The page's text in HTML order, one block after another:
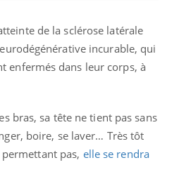
de la sclérose latérale
incurable, qui
enfermés dans leur corps, à
bras, sa tête ne tient pas sans
boire, se laver… Très tôt
pas, elle se rendra
& Charge mentale : et si on
l'insuline dans le diabète de type 2
d'idées reçues chez les
comme parfois chez les soignants.